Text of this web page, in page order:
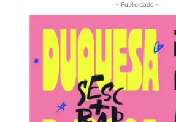
- Publicidade -